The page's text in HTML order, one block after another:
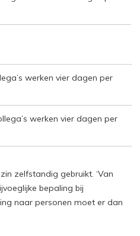
werken vier dagen per
werken vier dagen per
zelfstandig gebruikt. ‘Van
bepaling bij
naar personen moet er dan